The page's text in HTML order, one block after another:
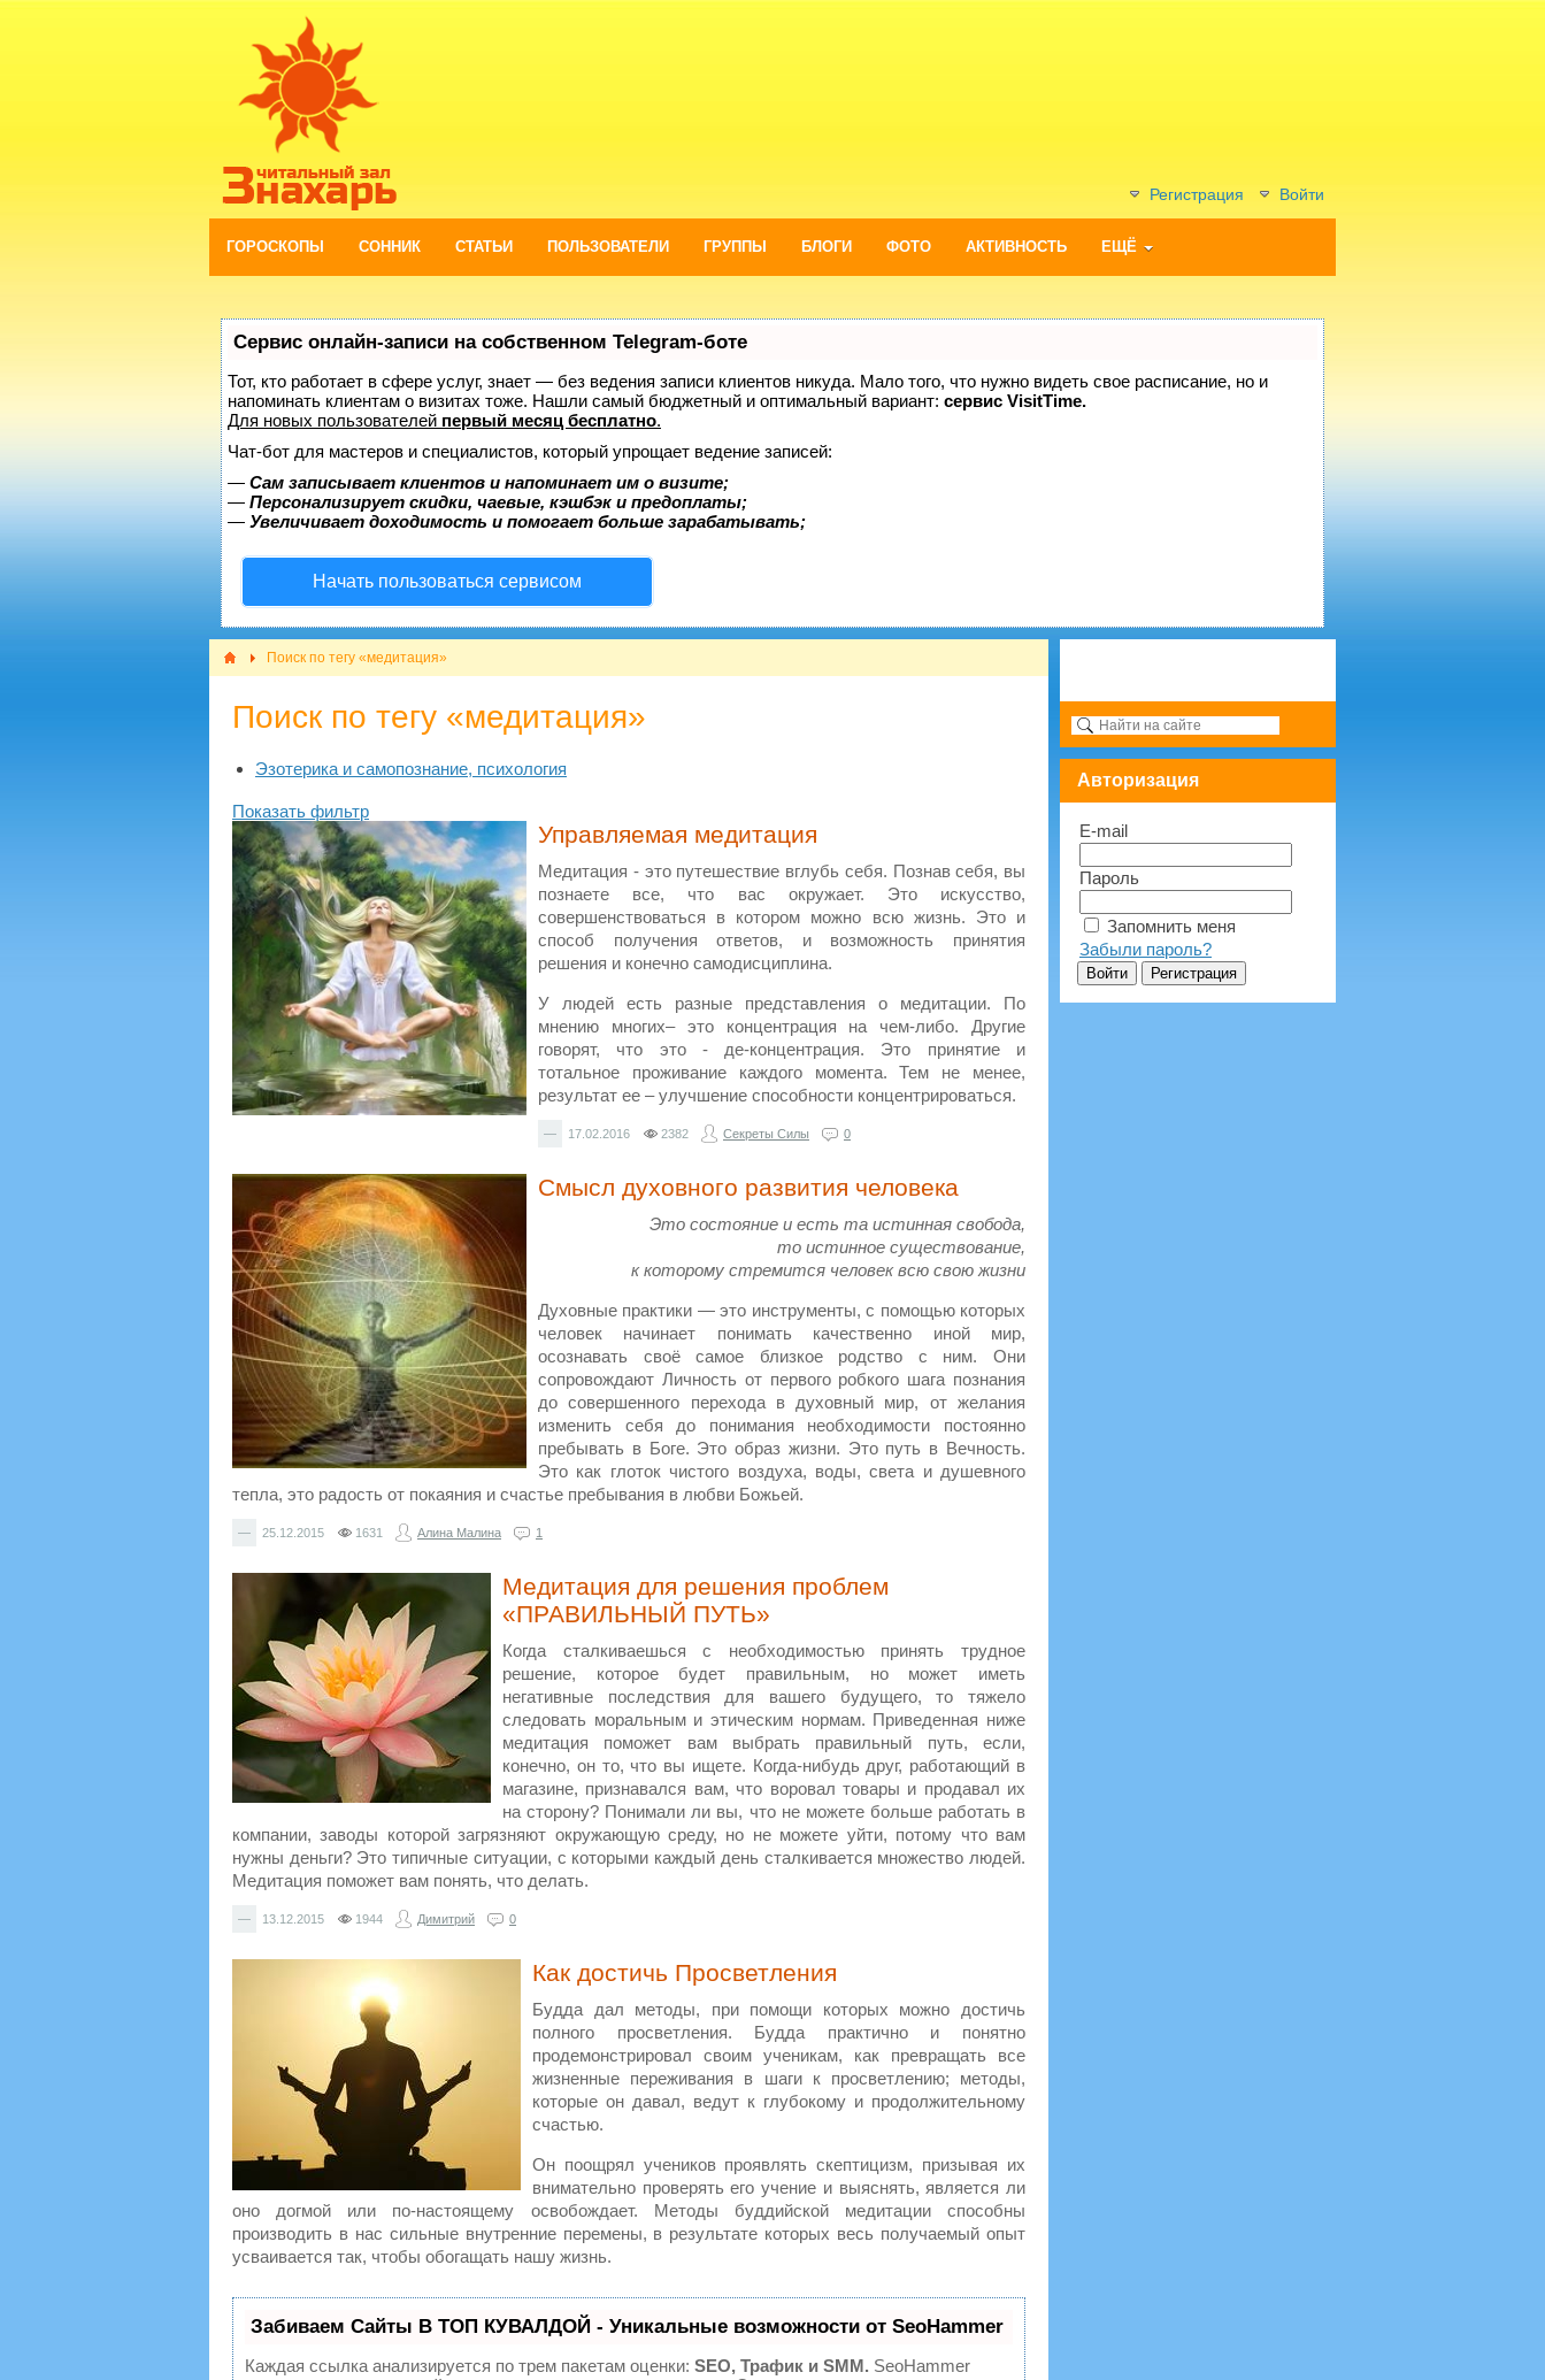
Регистрация Войти
ГОРОСКОПЫ СОННИК СТАТЬИ ПОЛЬЗОВАТЕЛИ ГРУППЫ БЛОГИ ФОТО АКТИВНОСТЬ ЕЩЁ
Сервис онлайн-записи на собственном Telegram-боте
Тот, кто работает в сфере услуг, знает — без ведения записи клиентов никуда. Мало того, что нужно видеть свое расписание, но и
напоминать клиентам о визитах тоже. Нашли самый бюджетный и оптимальный вариант: сервис VisitTime.
Для новых пользователей первый месяц бесплатно.
Чат-бот для мастеров и специалистов, который упрощает ведение записей:
— Сам записывает клиентов и напоминает им о визите;
— Персонализирует скидки, чаевые, кэшбэк и предоплаты;
— Увеличивает доходимость и помогает больше зарабатывать;
Начать пользоваться сервисом
Поиск по тегу «медитация»
Поиск по тегу «медитация»
Эзотерика и самопознание, психология
Показать фильтр
Управляемая медитация
Медитация - это путешествие вглубь себя. Познав себя, вы
познаете все, что вас окружает. Это искусство,
совершенствоваться в котором можно всю жизнь. Это и
способ получения ответов, и возможность принятия
решения и конечно самодисциплина.
У людей есть разные представления о медитации. По
мнению многих– это концентрация на чем-либо. Другие
говорят, что это - де-концентрация. Это принятие и
тотальное проживание каждого момента. Тем не менее,
результат ее – улучшение способности концентрироваться.
— 17.02.2016 2382 Секреты Силы 0
Смысл духовного развития человека
Это состояние и есть та истинная свобода,
то истинное существование,
к которому стремится человек всю свою жизни
Духовные практики — это инструменты, с помощью которых
человек начинает понимать качественно иной мир,
осознавать своё самое близкое родство с ним. Они
сопровождают Личность от первого робкого шага познания
до совершенного перехода в духовный мир, от желания
изменить себя до понимания необходимости постоянно
пребывать в Боге. Это образ жизни. Это путь в Вечность.
Это как глоток чистого воздуха, воды, света и душевного
тепла, это радость от покаяния и счастье пребывания в любви Божьей.
— 25.12.2015 1631 Алина Малина 1
Медитация для решения проблем
«ПРАВИЛЬНЫЙ ПУТЬ»
Когда сталкиваешься с необходимостью принять трудное
решение, которое будет правильным, но может иметь
негативные последствия для вашего будущего, то тяжело
следовать моральным и этическим нормам. Приведенная ниже
медитация поможет вам выбрать правильный путь, если,
конечно, он то, что вы ищете. Когда-нибудь друг, работающий в
магазине, признавался вам, что воровал товары и продавал их
на сторону? Понимали ли вы, что не можете больше работать в
компании, заводы которой загрязняют окружающую среду, но не можете уйти, потому что вам
нужны деньги? Это типичные ситуации, с которыми каждый день сталкивается множество людей.
Медитация поможет вам понять, что делать.
— 13.12.2015 1944 Димитрий 0
Как достичь Просветления
Будда дал методы, при помощи которых можно достичь
полного просветления. Будда практично и понятно
продемонстрировал своим ученикам, как превращать все
жизненные переживания в шаги к просветлению; методы,
которые он давал, ведут к глубокому и продолжительному
счастью.
Он поощрял учеников проявлять скептицизм, призывая их
внимательно проверять его учение и выяснять, является ли
оно догмой или по-настоящему освобождает. Методы буддийской медитации способны
производить в нас сильные внутренние перемены, в результате которых весь получаемый опыт
усваивается так, чтобы обогащать нашу жизнь.
Забиваем Сайты В ТОП КУВАЛДОЙ - Уникальные возможности от SeoHammer
Каждая ссылка анализируется по трем пакетам оценки: SEO, Трафик и SMM. SeoHammer
Авторизация
E-mail
Пароль
Запомнить меня
Забыли пароль?